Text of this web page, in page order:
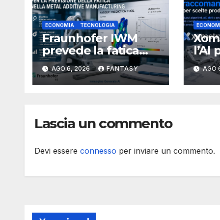
ECONOMIA TECNOLOGIA
Fraunhofer IWM
prevede la fatica
dei componenti
metallici stampati in
3D
AGO 6, 2026 FANTASY
l’AI
più
AGO
Lascia un commento
Devi essere connesso per inviare un commento.